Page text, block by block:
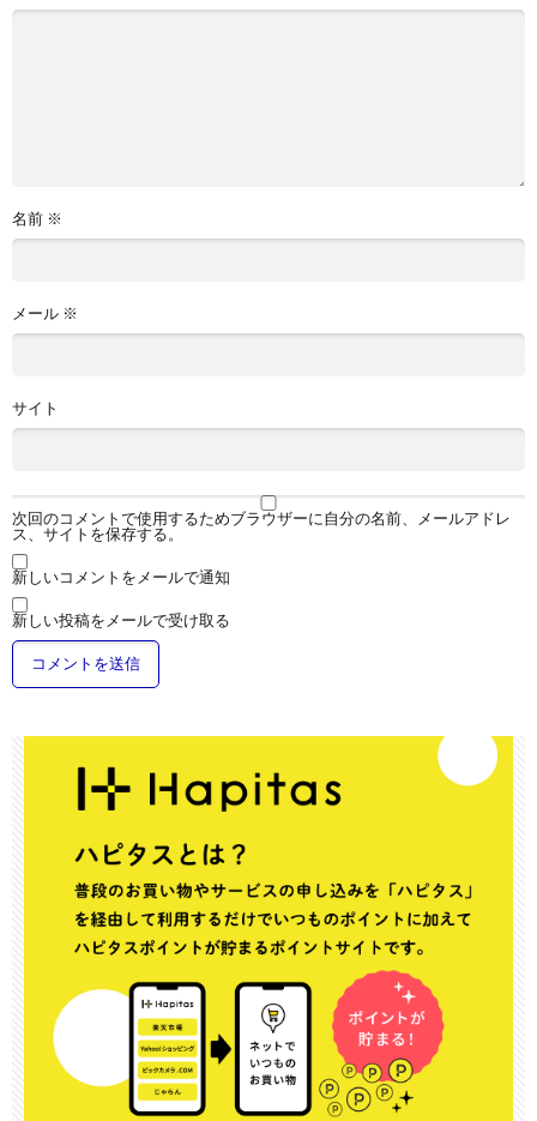
名前 ※
メール ※
サイト
次回のコメントで使用するためブラウザーに自分の名前、メールアドレ
ス、サイトを保存する。
新しいコメントをメールで通知
新しい投稿をメールで受け取る